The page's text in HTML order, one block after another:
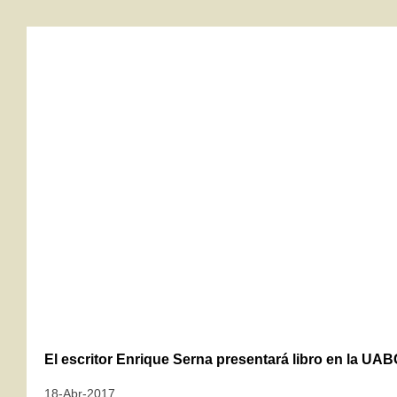
El escritor Enrique Serna presentará libro en la
18-Abr-2017